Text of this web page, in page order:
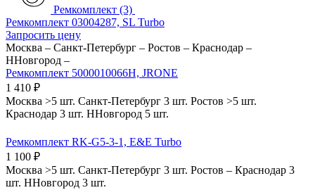
Ремкомплект (3)
Ремкомплект 03004287, SL Turbo
Запросить цену
Москва – Санкт-Петербург – Ростов – Краснодар –
ННовгород –
Ремкомплект 5000010066H, JRONE
1 410 ₽
Москва >5 шт. Санкт-Петербург 3 шт. Ростов >5 шт.
Краснодар 3 шт. ННовгород 5 шт.
Ремкомплект RK-G5-3-1, E&E Turbo
1 100 ₽
Москва >5 шт. Санкт-Петербург 3 шт. Ростов – Краснодар 3
шт. ННовгород 3 шт.